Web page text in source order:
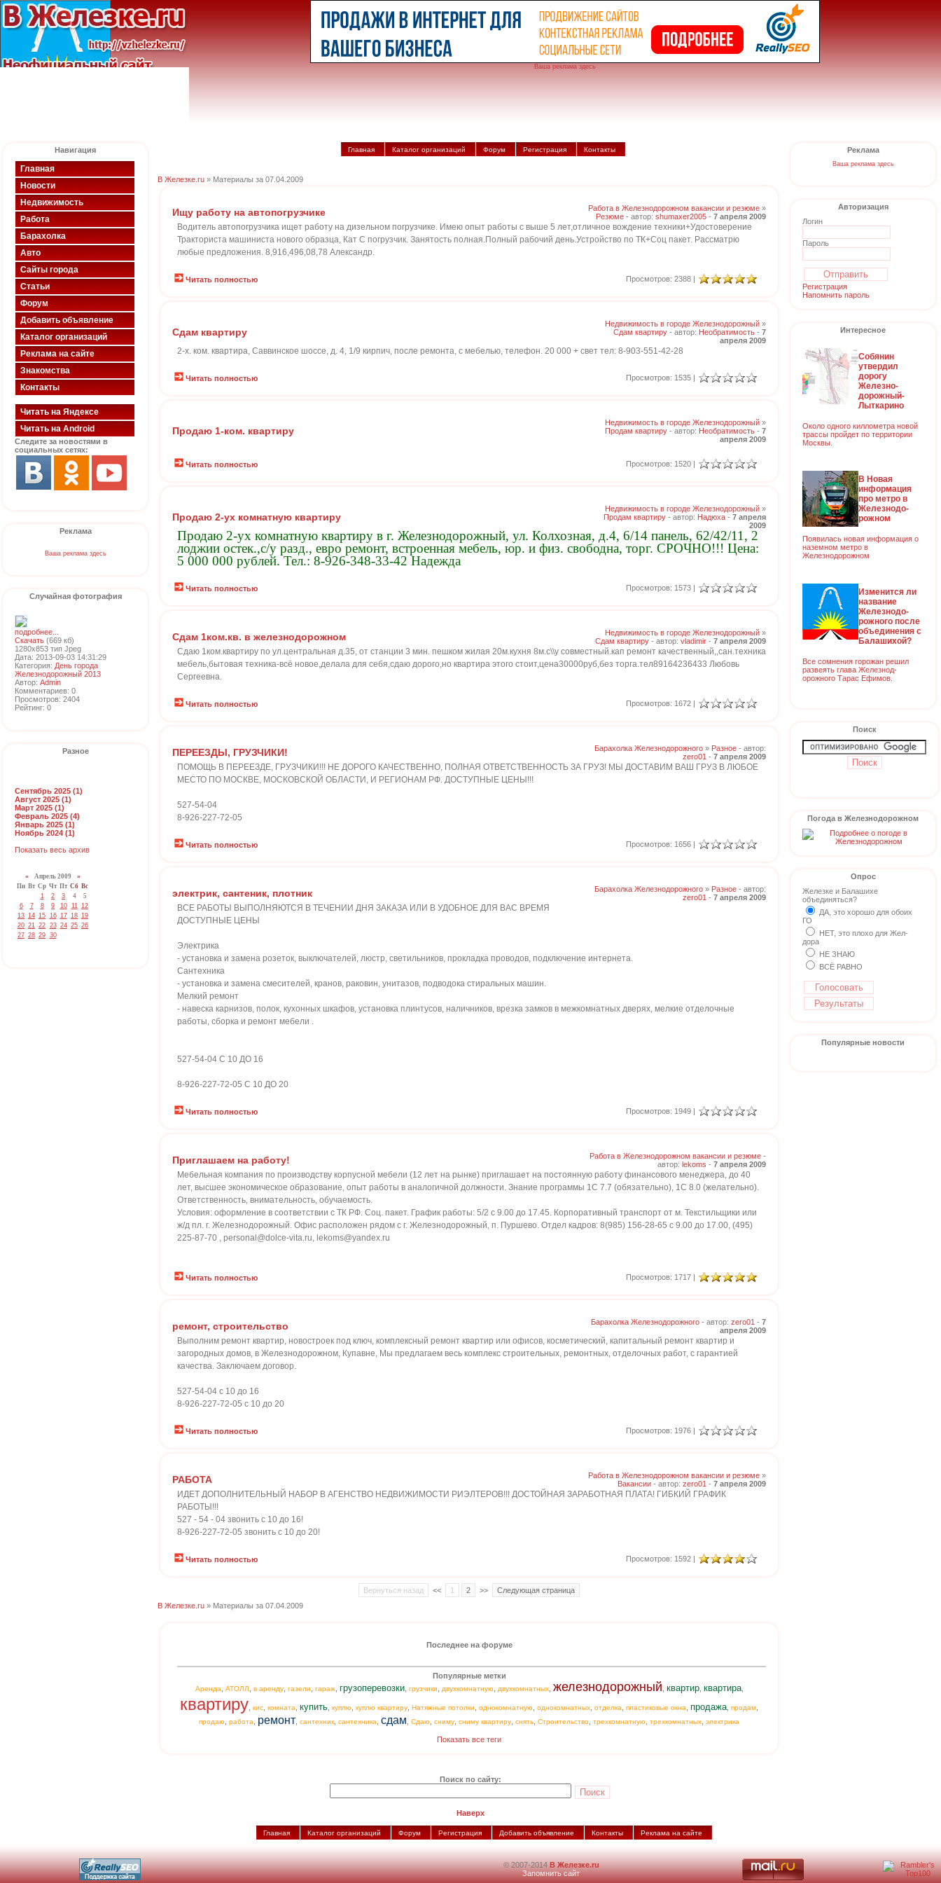
Ваша реклама здесь
Навигация
Главная
Новости
Недвижимость
Работа
Барахолка
Авто
Сайты города
Статьи
Форум
Добавить объявление
Каталог организаций
Реклама на сайте
Знакомства
Контакты
Читать на Яндексе
Читать на Android
Следите за новостями в
социальных сетях:
Реклама
Ваша реклама здесь
Случайная фотография
подробнее...
Скачать (669 кб)
1280x853 тип Jpeg
Дата: 2013-09-03 14:31:29
Категория: День города
Железнодорожный 2013
Автор: Admin
Комментариев: 0
Просмотров: 2404
Рейтинг: 0
Разное
Сентябрь 2025 (1)
Август 2025 (1)
Март 2025 (1)
Февраль 2025 (4)
Январь 2025 (1)
Ноябрь 2024 (1)
Показать весь архив
«Апрель 2009 »
Пн Вт Ср Чт Пт Сб Вс
1
2 3 4
5
6
7 8 9 10 11 12
13 14 15 16 17 18 19
20 21 22 23 24 25 26
27 28 29 30
Главная Каталог организаций Форум Регистрация Контакты
В Железке.ru » Материалы за 07.04.2009
Ищу работу на автопогрузчике Работа в Железнодорожном вакансии и резюме »
Резюме - автор: shumaxer2005 - 7 апреля 2009
Водитель автопогрузчика ищет работу на дизельном погрузчике. Имею опыт работы с выше 5 лет,отличное вождение техники+Удостоверение
Тракториста машиниста нового образца, Кат С погрузчик. Занятость полная.Полный рабочий день.Устройство по ТК+Соц пакет. Рассматрю
любые предложения. 8,916,496,08,78 Александр.
Читать полностью Просмотров: 2388 |
Сдам квартиру
Недвижимость в городе Железнодорожный »
Сдам квартиру - автор: Необратимость - 7
апреля 2009
2-х. ком. квартира, Саввинское шоссе, д. 4, 1/9 кирпич, после ремонта, с мебелью, телефон. 20 000 + свет тел: 8-903-551-42-28
Читать полностью Просмотров: 1535 |
Продаю 1-ком. квартиру
Недвижимость в городе Железнодорожный »
Продам квартиру - автор: Необратимость - 7
апреля 2009
Читать полностью Просмотров: 1520 |
Продаю 2-ух комнатную квартиру
Недвижимость в городе Железнодорожный »
Продам квартиру - автор: Надюха - 7 апреля
2009
Продаю 2-ух комнатную квартиру в г. Железнодорожный, ул. Колхозная, д.4, 6/14 панель, 62/42/11, 2
лоджии остек.,с/у разд., евро ремонт, встроенная мебель, юр. и физ. свободна, торг. СРОЧНО!!! Цена:
5 000 000 рублей. Тел.: 8-926-348-33-42 Надежда
Читать полностью Просмотров: 1573 |
Сдам 1ком.кв. в железнодорожном Недвижимость в городе Железнодорожный »
Сдам квартиру - автор: vladimir - 7 апреля 2009
Cдаю 1ком.квартиру по ул.центральная д.35, от станции 3 мин. пешком жилая 20м.кухня 8м.с\\у совместный.кап ремонт качественный,,сан.техника
мебель,бытовая техника-всё новое,делала для себя,сдаю дорого,но квартира этого стоит,цена30000руб,без торга.тел89164236433 Любовь
Сергеевна.
Читать полностью Просмотров: 1672 |
ПЕРЕЕЗДЫ, ГРУЗЧИКИ! Барахолка Железнодорожного » Разное - автор:
zero01 - 7 апреля 2009
ПОМОЩЬ В ПЕРЕЕЗДЕ, ГРУЗЧИКИ!!! НЕ ДОРОГО КАЧЕСТВЕННО, ПОЛНАЯ ОТВЕТСТВЕННОСТЬ ЗА ГРУЗ! МЫ ДОСТАВИМ ВАШ ГРУЗ В ЛЮБОЕ
МЕСТО ПО МОСКВЕ, МОСКОВСКОЙ ОБЛАСТИ, И РЕГИОНАМ РФ. ДОСТУПНЫЕ ЦЕНЫ!!!
527-54-04
8-926-227-72-05
Читать полностью Просмотров: 1656 |
электрик, сантеник, плотник Барахолка Железнодорожного » Разное - автор:
zero01 - 7 апреля 2009
ВСЕ РАБОТЫ ВЫПОЛНЯЮТСЯ В ТЕЧЕНИИ ДНЯ ЗАКАЗА ИЛИ В УДОБНОЕ ДЛЯ ВАС ВРЕМЯ
ДОСТУПНЫЕ ЦЕНЫ
Электрика
- установка и замена розеток, выключателей, люстр, светильников, прокладка проводов, подключение интернета.
Сантехника
- установка и замена смесителей, кранов, раковин, унитазов, подводока стиральных машин.
Мелкий ремонт
- навеска карнизов, полок, кухонных шкафов, установка плинтусов, наличников, врезка замков в межкомнатных дверях, мелкие отделочные
работы, сборка и ремонт мебели .
527-54-04 С 10 ДО 16
8-926-227-72-05 С 10 ДО 20
Читать полностью Просмотров: 1949 |
Приглашаем на работу! Работа в Железнодорожном вакансии и резюме -
автор: lekoms - 7 апреля 2009
Мебельная компания по производству корпусной мебели (12 лет на рынке) приглашает на постоянную работу финансового менеджера, до 40
лет, высшее экономическое образование, опыт работы в аналогичной должности. Знание программы 1С 7.7 (обязательно), 1С 8.0 (желательно).
Ответственность‚ внимательность‚ обучаемость.
Условия: оформление в соответствии с ТК РФ. Соц. пакет. График работы: 5/2 с 9.00 до 17.45. Корпоративный транспорт от м. Текстильщики или
ж/д пл. г. Железнодорожный. Офис расположен рядом с г. Железнодорожный‚ п. Пуршево. Отдел кадров: 8(985) 156-28-65 с 9.00 до 17.00, (495)
225-87-70 , personal@dolce-vita.ru, lekoms@yandex.ru
Читать полностью Просмотров: 1717 |
ремонт, строительство Барахолка Железнодорожного - автор: zero01 - 7
апреля 2009
Выполним ремонт квартир, новостроек под ключ, комплексный ремонт квартир или офисов, косметический, капитальный ремонт квартир и
загородных домов, в Железнодорожном, Купавне, Мы предлагаем весь комплекс строительных, ремонтных, отделочных работ, с гарантией
качества. Заключаем договор.
527-54-04 с 10 до 16
8-926-227-72-05 с 10 до 20
Читать полностью Просмотров: 1976 |
РАБОТА Работа в Железнодорожном вакансии и резюме »
Вакансии - автор: zero01 - 7 апреля 2009
ИДЕТ ДОПОЛНИТЕЛЬНЫЙ НАБОР В АГЕНСТВО НЕДВИЖИМОСТИ РИЭЛТЕРОВ!!! ДОСТОЙНАЯ ЗАРАБОТНАЯ ПЛАТА! ГИБКИЙ ГРАФИК
РАБОТЫ!!!
527 - 54 - 04 звонить с 10 до 16!
8-926-227-72-05 звонить с 10 до 20!
Читать полностью Просмотров: 1592 |
Вернуться назад << 1 2 >>
Следующая страница
В Железке.ru » Материалы за 07.04.2009
Последнее на форуме
Популярные метки
Аренда АТОЛЛ в аренду, газели гараж, грузоперевозки, грузчики двухкомнатную двухкомнатных, железнодорожный квартир, квартира,
квартиру кис комната купить куплю куплю квартиру Натяжные потолки однокомнатную однокомнатных отделка пластиковые окна продажа продам
продаю работа ремонт сантехник сантехника сдам Сдаю сниму сниму квартиру снять Строительство трехкомнатную трехкомнатных электрика
Показать все теги
Реклама
Ваша реклама здесь
Авторизация
Логин
Пароль
Регистрация
Напомнить пароль
Интересное
Собянин
утвердил
дорогу
Железно-
дорожный-
Лыткарино
Около одного киллометра новой
трассы пройдет по территории
Москвы.
В Новая
информация
про метро в
Железнодо-
рожном
Появилась новая информация о
наземном метро в
Железнодорожном
Изменится ли
название
Железнодо-
рожного после
объединения с
Балашихой?
Все сомнения горожан решил
развеять глава Железнод-
орожного Тарас Ефимов.
Поиск
Погода в Железнодорожном
Опрос
Железке и Балашихе
объединяться?
ДА, это хорошо для обоих
ГО
НЕТ, это плохо для Жел-
дора
НЕ ЗНАЮ
ВСЁ РАВНО
Популярные новости
Поиск по сайту:
Наверх
Главная Каталог организаций Форум Регистрация Добавить объявление Контакты Реклама на сайте
© 2007-2014В Железке.ru
Запомнить сайт